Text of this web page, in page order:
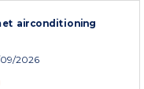
airconditioning
2026